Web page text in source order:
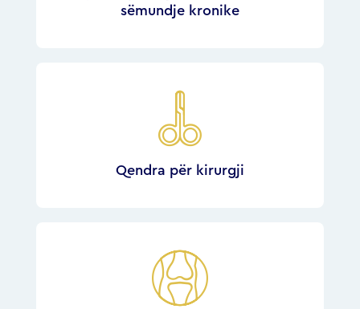
sëmundje kronike
Qendra për kirurgji